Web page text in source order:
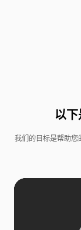
以
我们的目标是帮助您